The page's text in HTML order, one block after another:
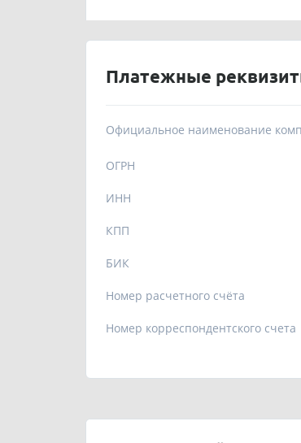
Платежные
Официальное наименование
ОГРН
ИНН
КПП
БИК
Номер расчетного счёта
Номер корреспондентского счета